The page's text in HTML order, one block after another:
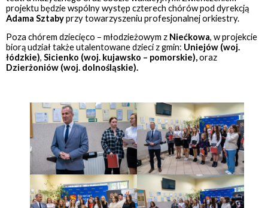
projektu będzie wspólny występ czterech chórów pod dyrekcją
Adama Sztabyprzy towarzyszeniu profesjonalnej orkiestry.
Poza chórem dziecięco – młodzieżowym z Niećkowa, w projekcie
biorą udział także utalentowane dzieci z gmin: Uniejów (woj.
łódzkie), Sicienko (woj. kujawsko – pomorskie),oraz
Dzierżoniów (woj. dolnośląskie).